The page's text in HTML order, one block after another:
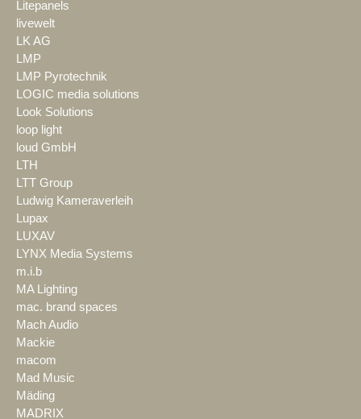
Litepanels
livewelt
LK AG
LMP
LMP Pyrotechnik
LOGIC media solutions
Look Solutions
loop light
loud GmbH
LTH
LTT Group
Ludwig Kameraverleih
Lupax
LUXAV
LYNX Media Systems
m.i.b
MA Lighting
mac. brand spaces
Mach Audio
Mackie
macom
Mad Music
Mäding
MADRIX